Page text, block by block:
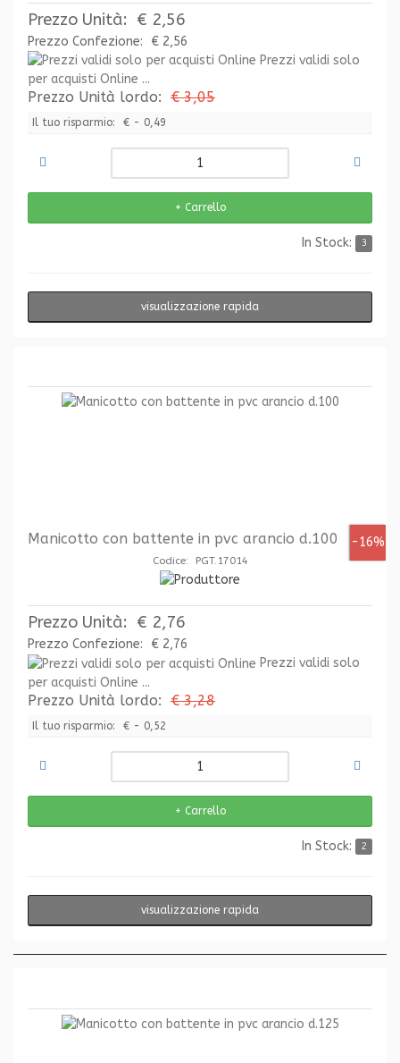
Prezzo Unità: € 2,56
Prezzo Confezione:
€ 2,56
Prezzi validi solo
per acquisti Online ...
Prezzo Unità lordo: € 3,05
Il tuo risparmio: € - 0,49
In Stock: 3
visualizzazione rapida
-16%
Manicotto con battente in pvc arancio d.100
Codice: PGT.17014
Prezzo Unità: € 2,76
Prezzo Confezione:
€ 2,76
Prezzi validi solo
per acquisti Online ...
Prezzo Unità lordo: € 3,28
Il tuo risparmio: € - 0,52
In Stock: 2
visualizzazione rapida